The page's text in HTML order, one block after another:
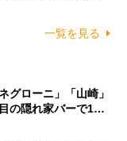
一覧を見る
グローニ」「山崎」
の隠れ家バーで1…